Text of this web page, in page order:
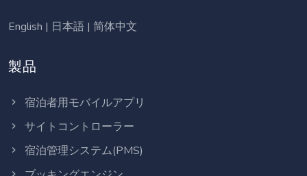
English | 日本語 | 简体中文
製品
宿泊者用モバイルアプリ
サイトコントローラー
宿泊管理システム(PMS)